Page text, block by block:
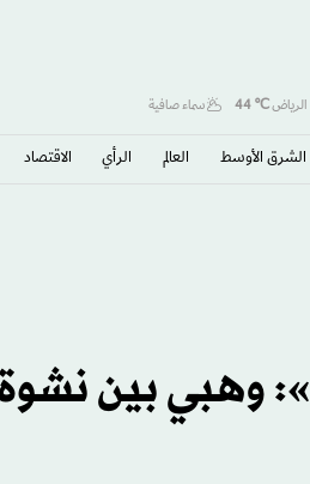
الرياض℃
44 سماء صافية
الشرق الأوسط​ العالم الرأي الاقتصاد
«مونديال 2026»: وهبي